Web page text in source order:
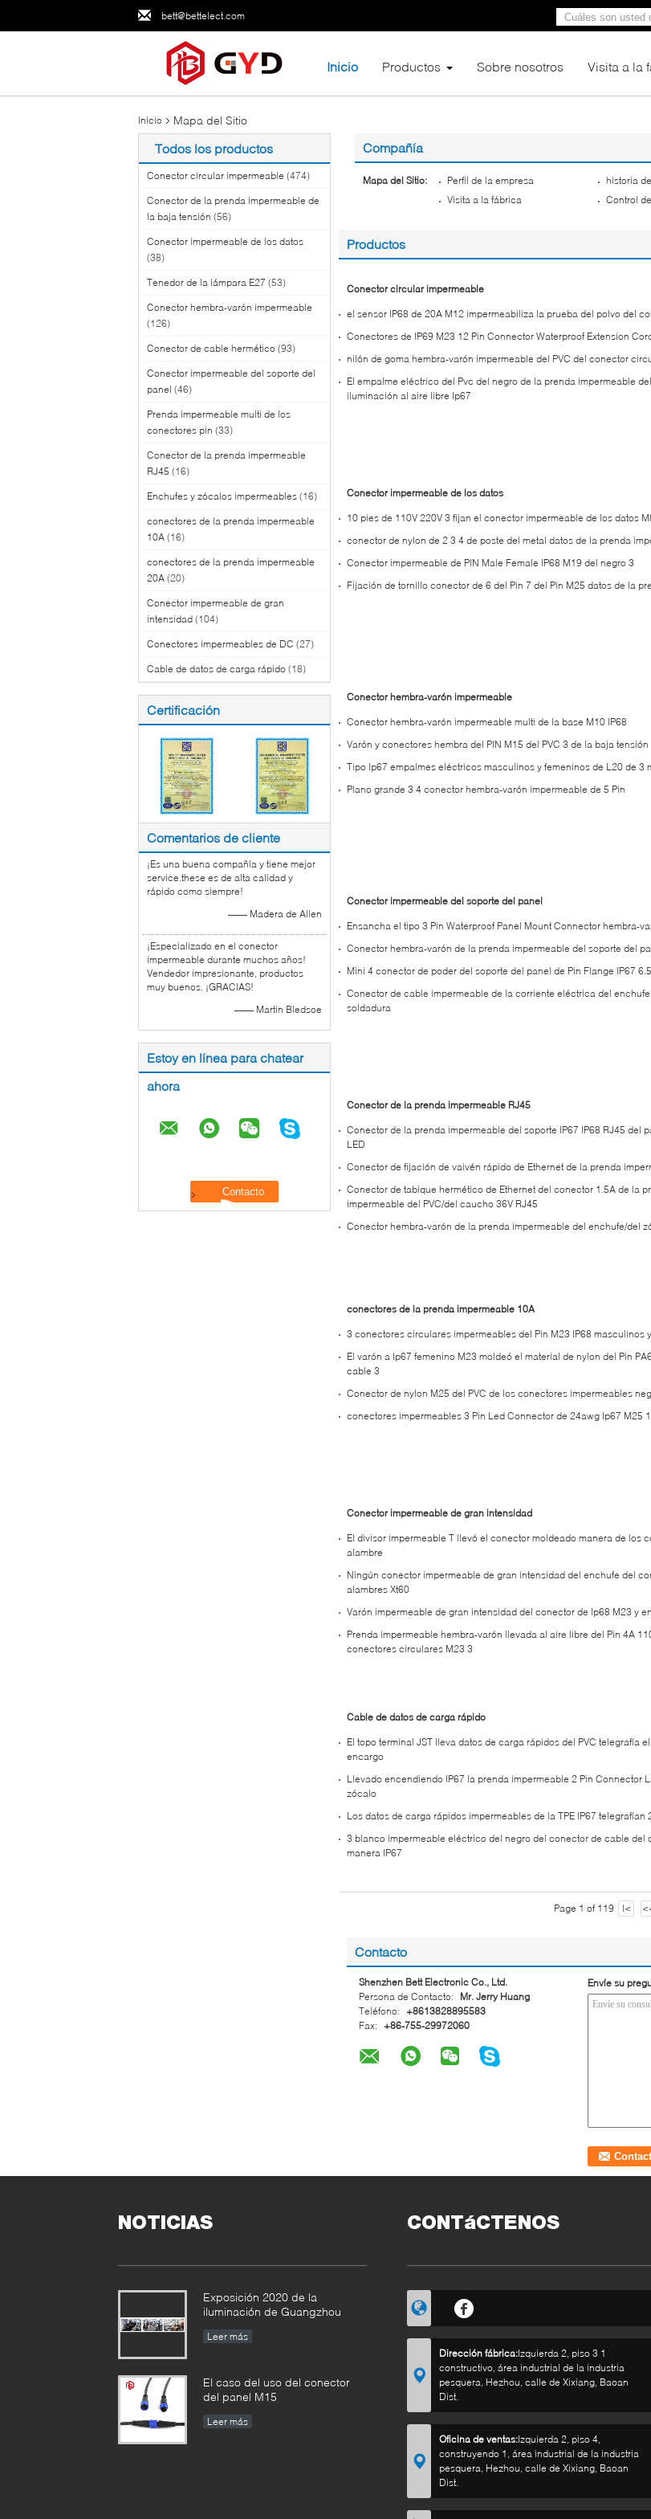
bett@bettelect.com
Inicio Productos Sobre nosotros Visita a la
Inicio Mapa del Sitio
Todos los productos
Conector circular impermeable (474)
Conector de la prenda impermeable de
la baja tensión (56)
Conector impermeable de los datos
(38)
Tenedor de la lámpara E27 (53)
Conector hembra-varón impermeable
(126)
Conector de cable hermético (93)
Conector impermeable del soporte del
panel (46)
Prenda impermeable multi de los
conectores pin (33)
Conector de la prenda impermeable
RJ45 (16)
Enchufes y zócalos impermeables (16)
conectores de la prenda impermeable
10A (16)
conectores de la prenda impermeable
20A (20)
Conector impermeable de gran
intensidad (104)
Conectores impermeables de DC (27)
Cable de datos de carga rápido (18)
Certificación
Comentarios de cliente
¡Es una buena compañía y tiene mejor
service.these es de alta calidad y
rápido como siempre!
—— Madera de Allen
¡Especializado en el conector
impermeable durante muchos años!
Vendedor impresionante, productos
muy buenos. ¡GRACIAS!
—— Martin Bledsoe
Estoy en línea para chatear
ahora
Compañía
Mapa del Sitio: Perfil de la empresa historia
Visita a la fábrica
Control
Productos
Conector circular impermeable
el sensor IP68 de 20A M12 impermeabiliza la prueba del polvo del
Conectores de IP69 M23 12 Pin Connector Waterproof Extension
nilón de goma hembra-varón impermeable del PVC del conector
El empalme eléctrico del Pvc del negro de la prenda impermeable
iluminación al aire libre Ip67
Conector impermeable de los datos
10 pies de 110V 220V 3 fijan el conector impermeable de los datos
conector de nylon de 2 3 4 de poste del metal datos de la prenda
Conector impermeable de PIN Male Female IP68 M19 del negro 3
Fijación de tornillo conector de 6 del Pin 7 del Pin M25 datos de la
Conector hembra-varón impermeable
Conector hembra-varón impermeable multi de la base M10 IP68
Varón y conectores hembra del PIN M15 del PVC 3 de la baja tensión
Tipo Ip67 empalmes eléctricos masculinos y femeninos de L20 de 3
Plano grande 3 4 conector hembra-varón impermeable de 5 Pin
Conector impermeable del soporte del panel
Ensancha el tipo 3 Pin Waterproof Panel Mount Connector hembra-
Conector hembra-varón de la prenda impermeable del soporte del
Mini 4 conector de poder del soporte del panel de Pin Flange IP67
Conector de cable impermeable de la corriente eléctrica del
soldadura
Conector de la prenda impermeable RJ45
Conector de la prenda impermeable del soporte IP67 IP68 RJ45 del
LED
Conector de fijación de vaivén rápido de Ethernet de la prenda
Conector de tabique hermético de Ethernet del conector 1.5A de la
impermeable del PVC/del caucho 36V RJ45
Conector hembra-varón de la prenda impermeable del enchufe/del
conectores de la prenda impermeable 10A
3 conectores circulares impermeables del Pin M23 IP68 masculinos
El varón a Ip67 femenino M23 moldeó el material de nylon del Pin
cable 3
Conector de nylon M25 del PVC de los conectores impermeables
conectores impermeables 3 Pin Led Connector de 24awg Ip67 M25
Conector impermeable de gran intensidad
El divisor impermeable T llevó el conector moldeado manera de los
alambre
Ningún conector impermeable de gran intensidad del enchufe del
alambres Xt60
Varón impermeable de gran intensidad del conector de Ip68 M23 y
Prenda impermeable hembra-varón llevada al aire libre del Pin 4A
conectores circulares M23 3
Cable de datos de carga rápido
El topo terminal JST lleva datos de carga rápidos del PVC telegrafía
encargo
Llevado encendiendo IP67 la prenda impermeable 2 Pin Connector
zócalo
Los datos de carga rápidos impermeables de la TPE IP67 telegrafían
3 blanco impermeable eléctrico del negro del conector de cable del
manera IP67
Page 1 of 119 |<
Contacto
Shenzhen Bett Electronic Co., Ltd.
Persona de Contacto:
Mr. Jerry Huang
Teléfono:
+8613828895583
Fax:
+86-755-29972060
Envíe su
NOTICIAS
Exposición 2020 de la
iluminación de Guangzhou
Leer más
El caso del uso del conector
del panel M15
Leer más
CONTáCTENOS
Dirección fábrica:Izquierda 2, piso 3 1
constructivo, área industrial de la industria
pesquera, Hezhou, calle de Xixiang, Baoan
Dist.
Oficina de ventas:Izquierda 2, piso 4,
construyendo 1, área industrial de la industria
pesquera, Hezhou, calle de Xixiang, Baoan
Dist.